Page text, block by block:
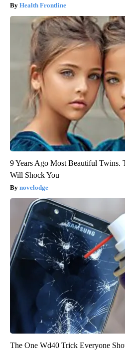
Health Frontline
9 Years Ago Most Beautiful Twins.
Will Shock You
novelodge
The One Wd40 Trick Everyone